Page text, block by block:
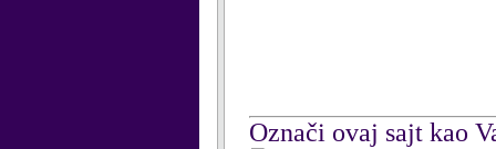
Označi ovaj sajt kao